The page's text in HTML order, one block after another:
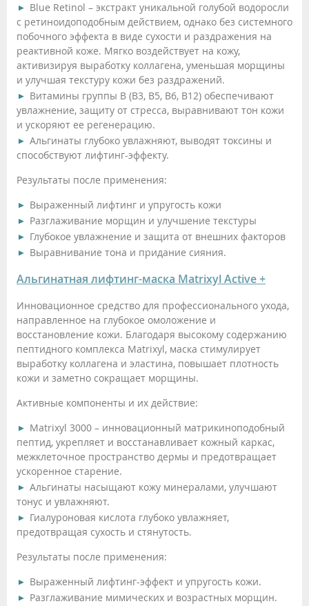
Blue Retinol – экстракт уникальной голубой водоросли
с ретиноидоподобным действием, однако без системного
побочного эффекта в виде сухости и раздражения на
реактивной коже. Мягко воздействует на кожу,
активизируя выработку коллагена, уменьшая морщины
и улучшая текстуру кожи без раздражений.
Витамины группы B (B3, B5, B6, B12) обеспечивают
увлажнение, защиту от стресса, выравнивают тон кожи
и ускоряют ее регенерацию.
Альгинаты глубоко увлажняют, выводят токсины и
способствуют лифтинг-эффекту.
Результаты после применения:
Выраженный лифтинг и упругость кожи
Разглаживание морщин и улучшение текстуры
Глубокое увлажнение и защита от внешних факторов
Выравнивание тона и придание сияния.
Альгинатная лифтинг-маска Matrixyl Active +
Инновационное средство для профессионального ухода,
направленное на глубокое омоложение и
восстановление кожи. Благодаря высокому содержанию
пептидного комплекса Matrixyl, маска стимулирует
выработку коллагена и эластина, повышает плотность
кожи и заметно сокращает морщины.
Активные компоненты и их действие:
Matrixyl 3000 – инновационный матрикиноподобный
пептид, укрепляет и восстанавливает кожный каркас,
межклеточное пространство дермы и предотвращает
ускоренное старение.
Альгинаты насыщают кожу минералами, улучшают
тонус и увлажняют.
Гиалуроновая кислота глубоко увлажняет,
предотвращая сухость и стянутость.
Результаты после применения:
Выраженный лифтинг-эффект и упругость кожи.
Разглаживание мимических и возрастных морщин.